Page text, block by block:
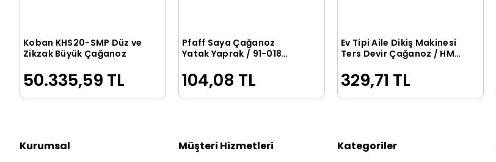
Sepete Ekle
Koban KHS20-SMP Düz ve
Zikzak Büyük Çağanoz
50.335,59 TL
Sepete Ekle
Pfaff Saya Çağanoz
Yatak Yaprak / 91-018
104,08 TL
Sepete Ekle
Ev Tipi Aile Dikiş Makinesi
Ters Devir Çağanoz / HM-
329,71 TL
Kurumsal Müşteri Hizmetleri Kategoriler